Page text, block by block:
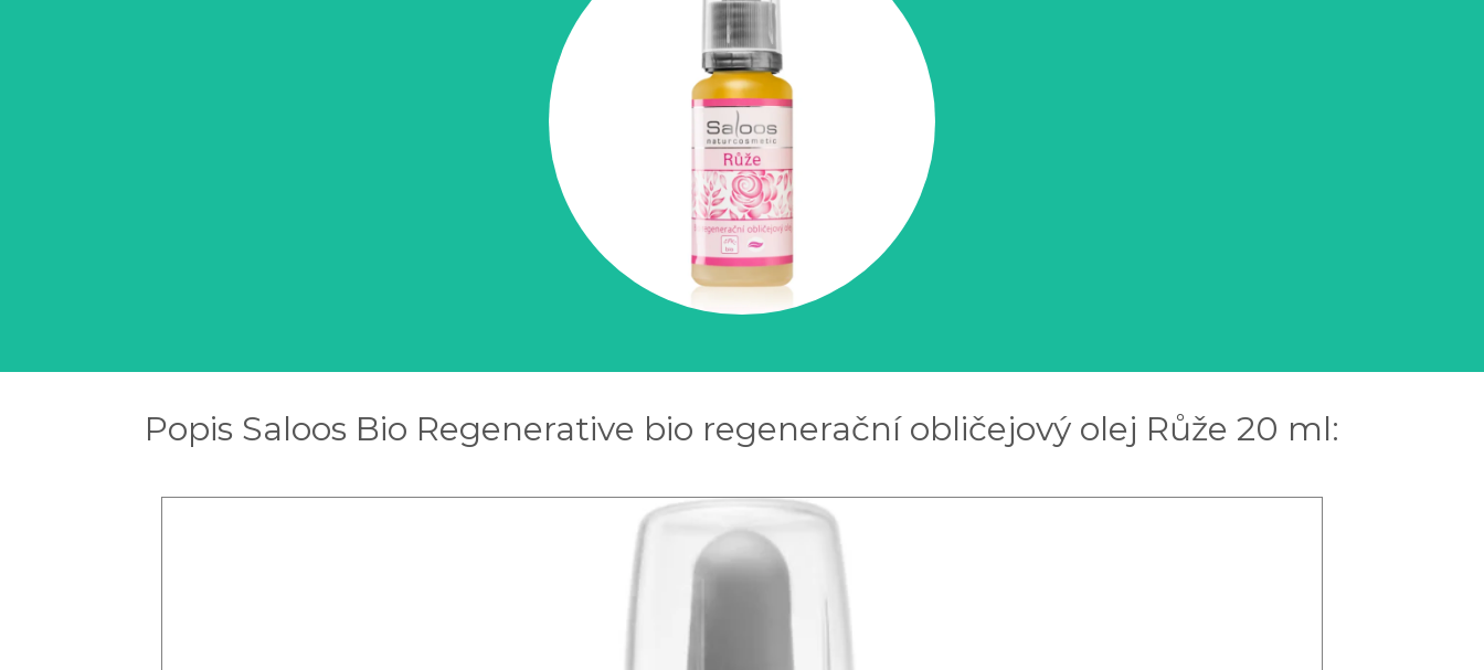
Popis Saloos Bio Regenerative bio regenerační obličejový olej Růže 20 ml: